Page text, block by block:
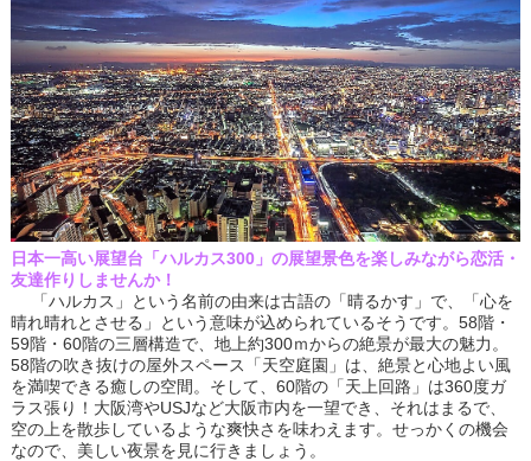
日本一高い展望台「ハルカス300」の展望景色を楽しみながら恋活・
友達作りしませんか！
「ハルカス」という名前の由来は古語の「晴るかす」で、「心を
晴れ晴れとさせる」という意味が込められているそうです。58階・
59階・60階の三層構造で、地上約300ｍからの絶景が最大の魅力。
58階の吹き抜けの屋外スペース「天空庭園」は、絶景と心地よい風
を満喫できる癒しの空間。そして、60階の「天上回路」は360度ガ
ラス張り！大阪湾やUSJなど大阪市内を一望でき、それはまるで、
空の上を散歩しているような爽快さを味わえます。せっかくの機会
なので、美しい夜景を見に行きましょう。